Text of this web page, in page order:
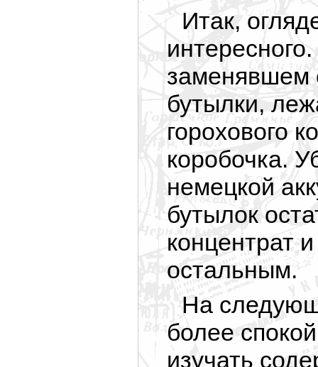
Итак,
заменявшем
бутылки,
горохового
коробочка.
немецкой
бутылок
концентрат
остальным.
На
более
изучать